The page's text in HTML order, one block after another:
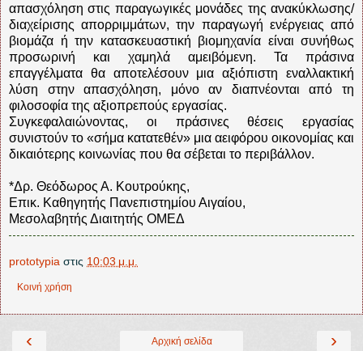
απασχόληση στις παραγωγικές μονάδες της ανακύκλωσης/
διαχείρισης απορριμμάτων, την παραγωγή ενέργειας από
βιομάζα ή την κατασκευαστική βιομηχανία είναι συνήθως
προσωρινή και χαμηλά αμειβόμενη. Τα πράσινα
επαγγέλματα θα αποτελέσουν μια αξιόπιστη εναλλακτική
λύση στην απασχόληση, μόνο αν διαπνέονται από τη
φιλοσοφία της αξιοπρεπούς εργασίας.
Συγκεφαλαιώνοντας, οι πράσινες θέσεις εργασίας
συνιστούν το «σήμα κατατεθέν» μια αειφόρου οικονομίας και
δικαιότερης κοινωνίας που θα σέβεται το περιβάλλον.
*Δρ. Θεόδωρος Α. Κουτρούκης,
Επικ. Καθηγητής Πανεπιστημίου Αιγαίου,
Μεσολαβητής Διαιτητής ΟΜΕΔ
prototypia στις 10:03 μ.μ.
Κοινή χρήση
‹ ›
Αρχική σελίδα